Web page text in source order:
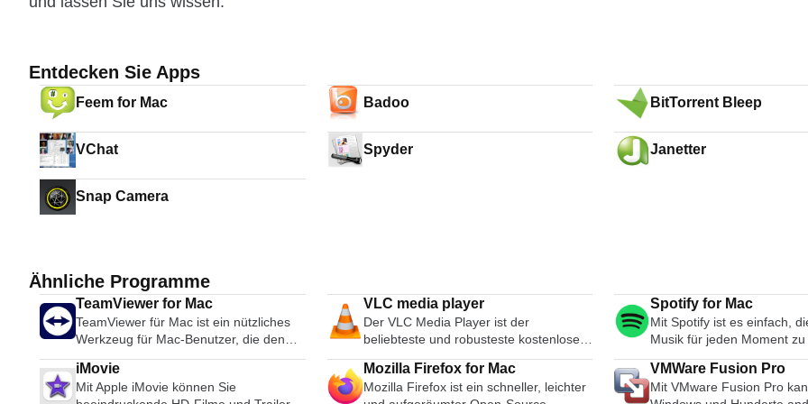
Entdecken Sie Apps
Feem for Mac Badoo BitTorrent Bleep
VChat Spyder Janetter
Snap Camera
Ähnliche Programme
TeamViewer for Mac
TeamViewer für Mac ist ein nützliches
Werkzeug für Mac-Benutzer, die den
Desktop-Zugriff mit anderen über das
Internet teilen möchten. Früher ein
Werkzeug, das hauptsächlich von
VLC media player
Der VLC Media Player ist der
beliebteste und robusteste kostenlose
Multi-Format-Media-Player, der
erhältlich ist. Seine Popularität wurde
durch Kompatibilitäts- und Codec-
Spotify for Mac
Mit Spotify ist es einfach,
Musik für jeden Moment zu
Ihrem Telefon, Ihrem
Tablet und mehr. Es gibt
Spuren auf Spotify. Ob Sie
iMovie
Mit Apple iMovie können Sie
Mozilla Firefox for Mac
Mozilla Firefox ist ein schneller, leichter
VMWare Fusion Pro
Mit VMware Fusion Pro